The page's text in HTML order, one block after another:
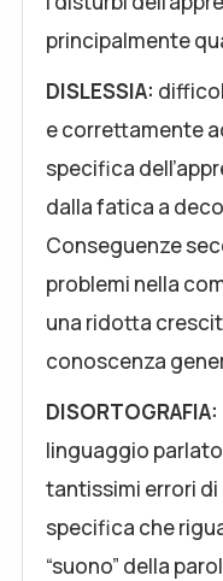
principalmente
DISLESSIA:
e correttamente
specifica
dalla fatica a
Conseguenze
problemi nella
una ridotta
conoscenza
DISORTOGRAFIA:
linguaggio
tantissimi errori
specifica che
“suono” della